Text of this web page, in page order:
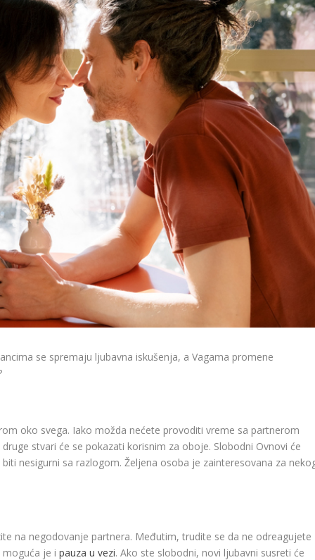
se spremaju ljubavna iskušenja, a Vagama promene
oko svega. Iako možda nećete provoditi vreme sa partnerom
stvari će se pokazati korisnim za oboje. Slobodni Ovnovi će
nesigurni sa razlogom. Željena osoba je zainteresovana za
na negodovanje partnera. Međutim, trudite se da ne odreagujete
je i pauza u vezi. Ako ste slobodni, novi ljubavni susreti će